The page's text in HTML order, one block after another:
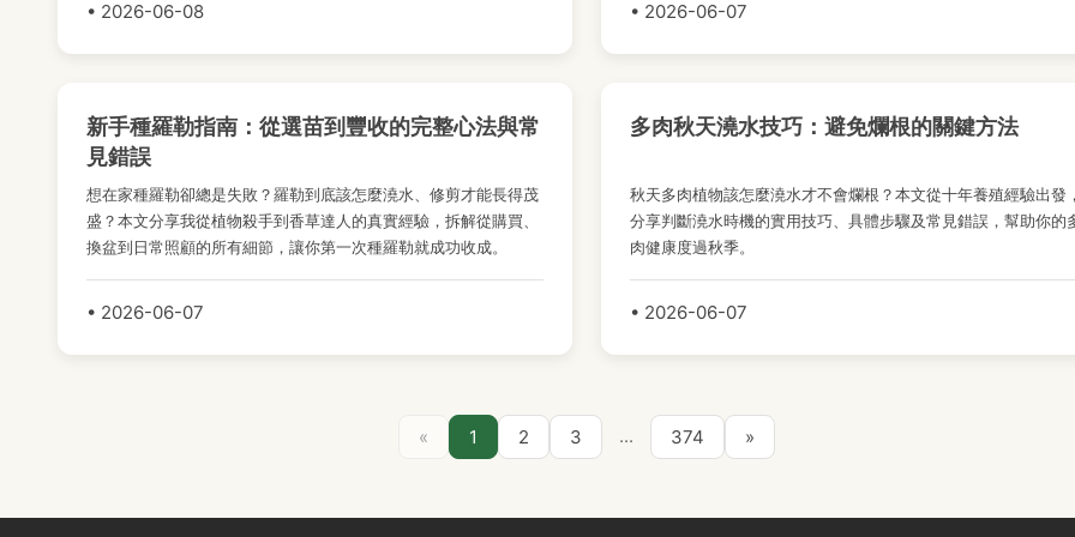
• 2026-06-08 • 2026-06-07
新手種羅勒指南：從選苗到豐收的完整心法與常
見錯誤
想在家種羅勒卻總是失敗？羅勒到底該怎麼澆水、修剪才能長得茂
盛？本文分享我從植物殺手到香草達人的真實經驗，拆解從購買、
換盆到日常照顧的所有細節，讓你第一次種羅勒就成功收成。
• 2026-06-07
多肉秋天澆水技巧：避免爛根的關鍵方法
秋天多肉植物該怎麼澆水才不會爛根？本文從十年養殖經驗出發
分享判斷澆水時機的實用技巧、具體步驟及常見錯誤，幫助你的
肉健康度過秋季。
• 2026-06-07
« 1 2 3 ... 374 »